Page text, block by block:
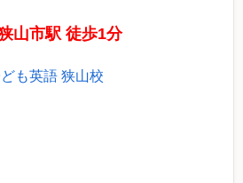
山市駅 徒歩1分
も英語 狭山校